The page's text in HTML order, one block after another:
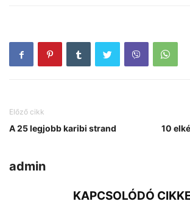
Előző cikk
A 25 legjobb karibi strand
10
admin
KAPCSOLÓDÓ